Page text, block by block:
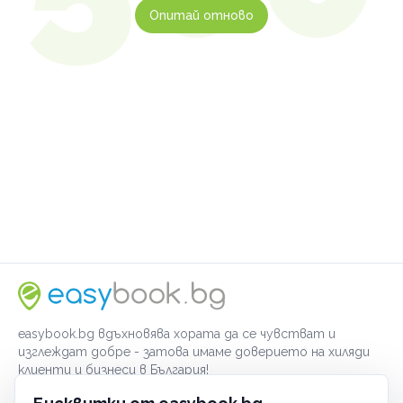
Опитай отново
easybook.bg вдъхновява хората да се чувстват и
изглеждат добре - затова имаме доверието на хиляди
клиенти и бизнеси в България!